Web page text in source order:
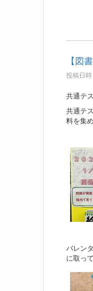
【図
投稿日
共通テ
共通テ
料を集
バレン
に取っ